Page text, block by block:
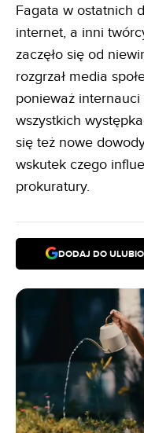
Fagata w ostatnich
internet, a inni
zaczęło się od
rozgrzał media
ponieważ
wszystkich
się też nowe
wskutek czego
prokuratury.
DODAJ DO